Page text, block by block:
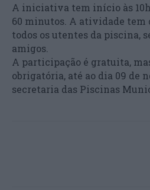
A iniciativa tem início às
60 minutos. A atividade tem
todos os utentes da piscina,
amigos.
A participação é gratuita,
obrigatória, até ao dia 09 de
secretaria das Piscinas